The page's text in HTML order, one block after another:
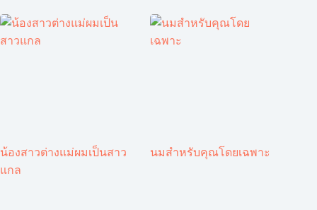
น้องสาวต่างแม่ผมเป็นสาว
แกล
นมสำหรับคุณโดยเฉพาะ